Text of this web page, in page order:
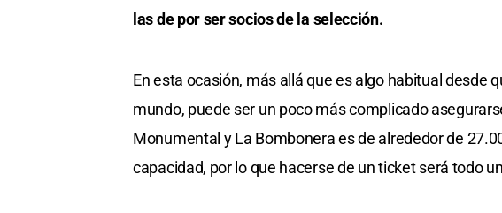
las de por ser socios de la selección.
En esta ocasión, más allá que es algo habitual desde
mundo, puede ser un poco más complicado
Monumental y La Bombonera es de alrededor de
capacidad, por lo que hacerse de un ticket será todo